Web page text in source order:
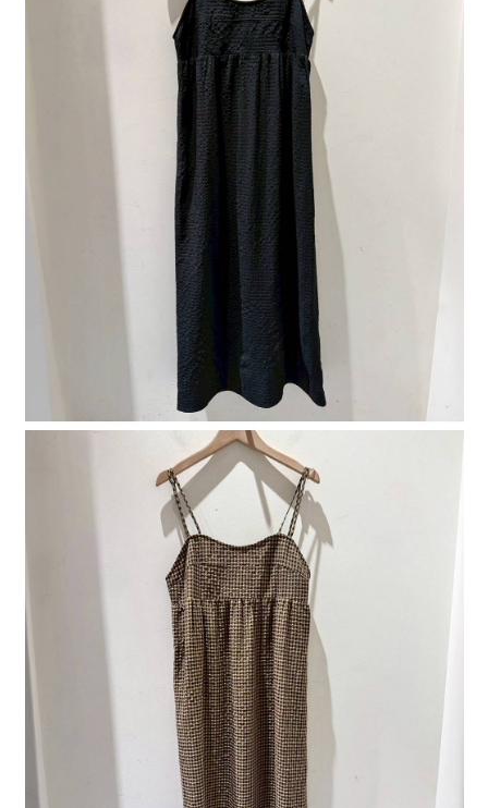
時審查核予不同之上限額度；若仍有額度不足之情形，本公司將視審查結果
５．嚴禁一人註冊多個帳號或使用他人資訊註冊。若發現惡意使用之情形，
恩沛科技股份有限公司將有權停止該用戶之使用額度並採取法律行動。